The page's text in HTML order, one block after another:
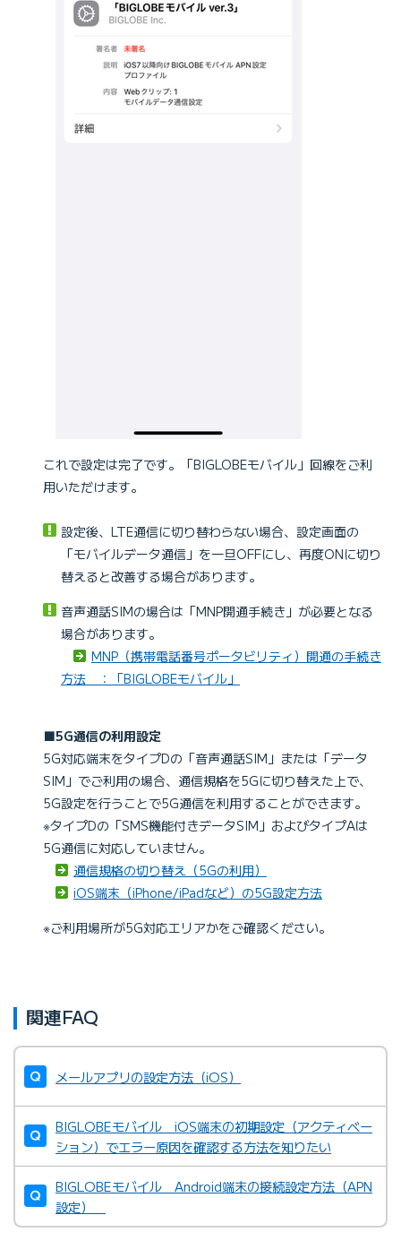
これで設定は完了です。「BIGLOBEモバイル」回線をご利
用いただけます。
設定後、LTE通信に切り替わらない場合、設定画面の
「モバイルデータ通信」を一旦OFFにし、再度ONに切り
替えると改善する場合があります。
音声通話SIMの場合は「MNP開通手続き」が必要となる
場合があります。
MNP（携帯電話番号ポータビリティ）開通の手続き
方法 ：「BIGLOBEモバイル」
■5G通信の利用設定
5G対応端末をタイプDの「音声通話SIM」または「データ
SIM」でご利用の場合、通信規格を5Gに切り替えた上で、
5G設定を行うことで5G通信を利用することができます。
※タイプDの「SMS機能付きデータSIM」およびタイプAは
5G通信に対応していません。
通信規格の切り替え（5Gの利用）
iOS端末（iPhone/iPadなど）の5G設定方法
※ご利用場所が5G対応エリアかをご確認ください。
関連FAQ
メールアプリの設定方法（iOS）
BIGLOBEモバイル iOS端末の初期設定（アクティベー
ション）でエラー原因を確認する方法を知りたい
BIGLOBEモバイル Android端末の接続設定方法（APN
設定）